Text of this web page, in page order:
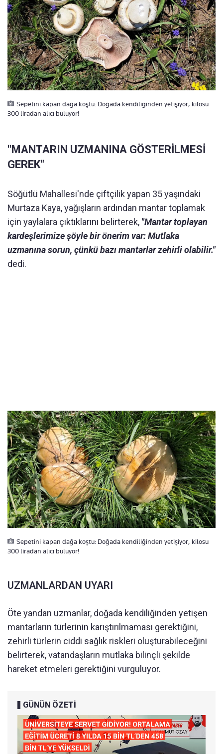
Sepetini kapan dağa koştu: Doğada kendiliğinden yetişiyor, kilosu
300 liradan alıcı buluyor!
"MANTARIN UZMANINA GÖSTERİLMESİ
GEREK"
Söğütlü Mahallesi'nde çiftçilik yapan 35 yaşındaki
Murtaza Kaya, yağışların ardından mantar toplamak
için yaylalara çıktıklarını belirterek, "Mantar toplayan
kardeşlerimize şöyle bir önerim var: Mutlaka
uzmanına sorun, çünkü bazı mantarlar zehirli olabilir."
dedi.
Sepetini kapan dağa koştu: Doğada kendiliğinden yetişiyor, kilosu
300 liradan alıcı buluyor!
UZMANLARDAN UYARI
Öte yandan uzmanlar, doğada kendiliğinden yetişen
mantarların türlerinin karıştırılmaması gerektiğini,
zehirli türlerin ciddi sağlık riskleri oluşturabileceğini
belirterek, vatandaşların mutlaka bilinçli şekilde
hareket etmeleri gerektiğini vurguluyor.
GÜNÜN ÖZETİ